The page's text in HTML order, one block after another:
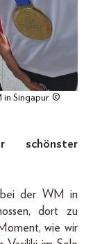
in Singapur. ©
bei der WM in
dort zu
wie wir